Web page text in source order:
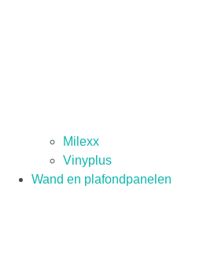
Milexx
Vinyplus
Wand en plafondpanelen